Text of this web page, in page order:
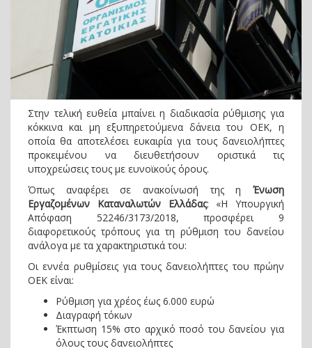
Στην τελική ευθεία μπαίνει η διαδικασία ρύθμισης για
κόκκινα και μη εξυπηρετούμενα δάνεια του ΟΕΚ, η
οποία θα αποτελέσει ευκαιρία για τους δανειολήπτες
προκειμένου να διευθετήσουν οριστικά τις
υποχρεώσεις τους με ευνοϊκούς όρους.
Όπως αναφέρει σε ανακοίνωσή της η Ένωση
Εργαζομένων Καταναλωτών Ελλάδας: «Η Υπουργική
Απόφαση 52246/3173/2018, προσφέρει 9
διαφορετικούς τρόπους για τη ρύθμιση του δανείου
ανάλογα με τα χαρακτηριστικά του:
Οι εννέα ρυθμίσεις για τους δανειολήπτες του πρώην
ΟΕΚ είναι:
Ρύθμιση για χρέος έως 6.000 ευρώ
Διαγραφή τόκων
Έκπτωση 15% στο αρχικό ποσό του δανείου για
όλους τους δανειολήπτες